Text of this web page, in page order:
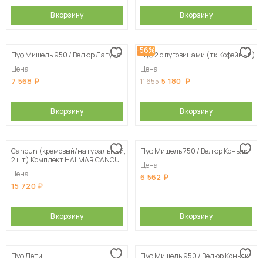
В корзину В корзину
Пуф Мишель 950 / Велюр Лагуна
Цена
7 568
В корзину
-56%
Пуф 2 с пуговицами (тк.Кофейный)
Цена
11 655 5 180
В корзину
Cancun (кремовый/натуральный,
2 шт) Комплект HALMAR CANCUN
Цена
15 720
В корзину
Пуф Мишель 750 / Велюр Коньяк
Цена
6 562
В корзину
Пуф Лети
Пуф Мишель 950 / Велюр Коньяк